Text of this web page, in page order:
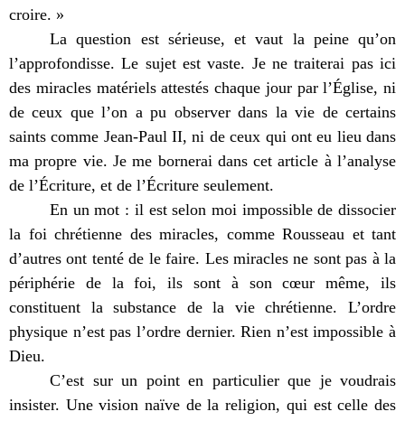
croire. »
La question est sérieuse, et vaut la peine qu’on
l’approfondisse. Le sujet est vaste. Je ne traiterai pas ici
des miracles matériels attestés chaque jour par l’Église, ni
de ceux que l’on a pu observer dans la vie de certains
saints comme Jean-Paul II, ni de ceux qui ont eu lieu dans
ma propre vie. Je me bornerai dans cet article à l’analyse
de l’Écriture, et de l’Écriture seulement.
En un mot : il est selon moi impossible de dissocier
la foi chrétienne des miracles, comme Rousseau et tant
d’autres ont tenté de le faire. Les miracles ne sont pas à la
périphérie de la foi, ils sont à son cœur même, ils
constituent la substance de la vie chrétienne. L’ordre
physique n’est pas l’ordre dernier. Rien n’est impossible à
Dieu.
C’est sur un point en particulier que je voudrais
insister. Une vision naïve de la religion, qui est celle des